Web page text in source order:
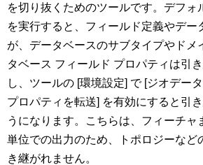
を切り抜くためのツールです。デフォ
を実行すると、フィールド定義やデー
が、データベースのサブタイプやドメ
タベース フィールド プロパティは引
し、ツールの [環境設定] で [ジオデー
プロパティを転送] を有効にすると引
うになります。こちらは、フィーチャ
単位での出力のため、トポロジーなど
き継がれません。